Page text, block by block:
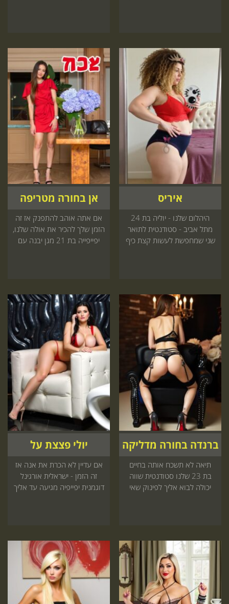
איריס
היהלום שלנו - יוליה בת 24
מתל אביב - סטודנטית לתואר
שני שמחפשת לעשות קצת כיף
אן בחורה מטריפה
אם אתה אוהב להתפנק אז זה
הזמן שלך להכיר את אולה שלנו,
יפייפייה בת 21 מגן יבנה עם
ברנדה בחורה מדליקה
תיאה לא תשכח אותה בחיים
בת 23 שלנו סטודנטית שווה
יכולה לבוא אליך לפינוק שאי
יולי פצצת על
אם עדיין לא הכרת את אנה אז
זה הזמן - ישראלית אורגינל
דוגמנית יפייפיה מגיעה עד אליך